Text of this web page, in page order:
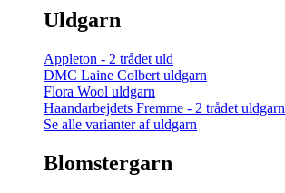
Uldgarn
Appleton - 2 trådet uld
DMC Laine Colbert uldgarn
Flora Wool uldgarn
Haandarbejdets Fremme - 2 trådet uldgarn
Se alle varianter af uldgarn
Blomstergarn